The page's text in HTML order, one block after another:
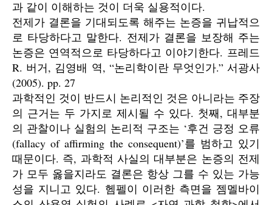
과 같이 이해하는 것이 더욱 실용적이다.
전제가 결론을 기대되도록 해주는 논증을 귀납적으
로 타당하다고 말한다. 전제가 결론을 보장해 주는
논증은 연역적으로 타당하다고 이야기한다. 프레드
R. 버거, 김영배 역, “논리학이란 무엇인가.” 서광사
(2005). pp. 27
과학적인 것이 반드시 논리적인 것은 아니라는 주장
의 근거는 두 가지로 제시될 수 있다. 첫째, 대부분
의 관찰이나 실험의 논리적 구조는 ‘후건 긍정 오류
(fallacy of affirming the consequent)’를 범하고 있기
때문이다. 즉, 과학적 사실의 대부분은 논증의 전제
가 모두 옳을지라도 결론은 항상 그를 수 있는 가능
성을 지니고 있다. 헴펠이 이러한 측면을 젬멜바이